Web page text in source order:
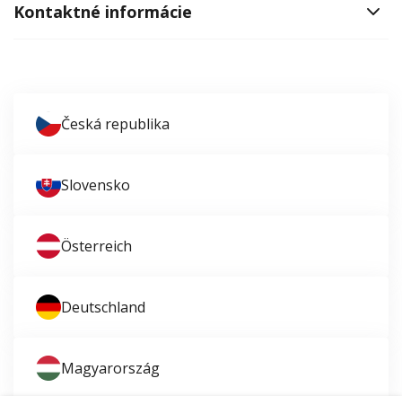
Kontaktné informácie
Česká republika
Slovensko
Österreich
Deutschland
Magyarország